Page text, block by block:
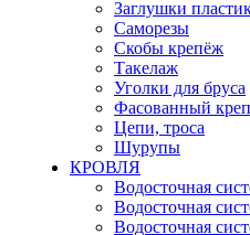
Заглушки
Саморезы
Скобы крепёж
Такелаж
Уголки для бруса
Фасованный
Цепи, троса
Шурупы
КРОВЛЯ
Водосточная
Водосточная
Водосточная